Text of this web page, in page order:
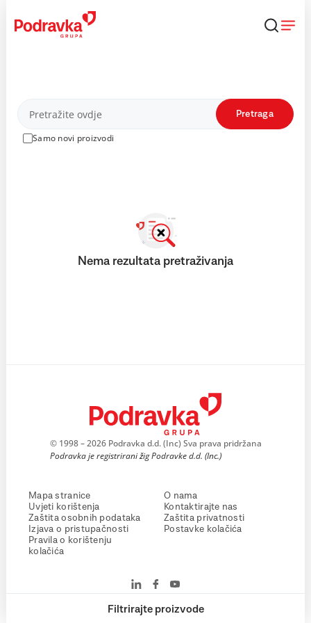
content
Proizvodi
Samo novi proizvodi
Pretraga
Filtrirajte proizvode
Nema rezultata pretraživanja
© 1998 – 2026 Podravka d.d. (Inc) Sva prava pridržana
Podravka je registrirani žig Podravke d.d. (Inc.)
Mapa stranice
Uvjeti korištenja
Zaštita osobnih podataka
Izjava o pristupačnosti
Pravila o korištenju
kolačića
O nama
Kontaktirajte nas
Zaštita privatnosti
Postavke kolačića